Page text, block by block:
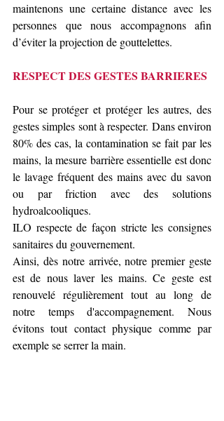
maintenons une certaine distance avec les
personnes que nous accompagnons afin
d’éviter la projection de gouttelettes.
RESPECT DES GESTES BARRIERES
Pour se protéger et protéger les autres, des
gestes simples sont à respecter. Dans environ
80% des cas, la contamination se fait par les
mains, la mesure barrière essentielle est donc
le lavage fréquent des mains avec du savon
ou par friction avec des solutions
hydroalcooliques.
ILO respecte de façon stricte les consignes
sanitaires du gouvernement.
Ainsi, dès notre arrivée, notre premier geste
est de nous laver les mains. Ce geste est
renouvelé régulièrement tout au long de
notre temps d'accompagnement. Nous
évitons tout contact physique comme par
exemple se serrer la main.